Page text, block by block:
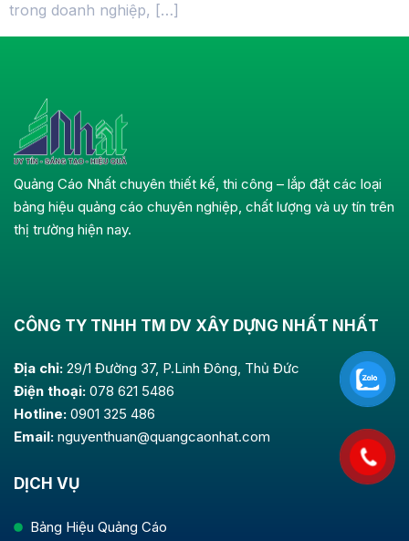
trong doanh nghiệp, […]
Quảng Cáo Nhất chuyên thiết kế, thi công – lắp đặt các loại
bảng hiệu quảng cáo chuyên nghiệp, chất lượng và uy tín trên
thị trường hiện nay.
CÔNG TY TNHH TM DV XÂY DỰNG NHẤT NHẤT
Địa chỉ: 29/1 Đường 37, P.Linh Đông, Thủ Đức
Điện thoại: 078 621 5486
Hotline: 0901 325 486
Email: nguyenthuan@quangcaonhat.com
DỊCH VỤ
Bảng Hiệu Quảng Cáo